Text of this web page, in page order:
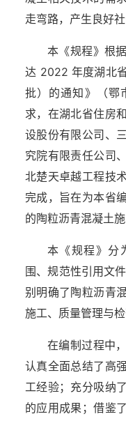
走弯路，产生良好社
本《规程》根
达 2022 年度湖北
批）的通知》（鄂
求，在湖北省住房
设股份有限公司、
究院有限责任公司
北楚天卓越工程技
完成，旨在为本省
的陶粒沥青混凝土施
本《规程》分
围、规范性引用文
别明确了陶粒沥青
施工、质量管理与
在编制过程中
认真全面总结了高
工经验；充分吸纳
的应用成果；借鉴